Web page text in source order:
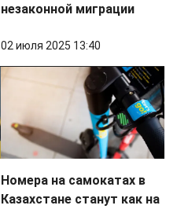
незаконной миграции
02 июля 2025 13:40
Номера на самокатах в
Казахстане станут как на